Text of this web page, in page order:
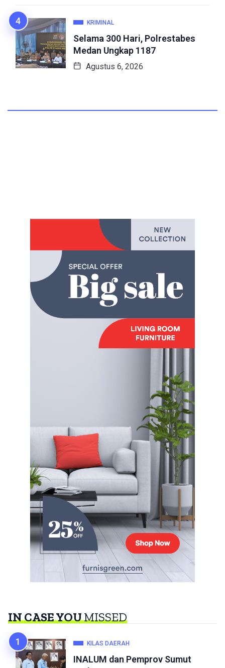
KRIMINAL
Selama 300 Hari, Polrestabes
Medan Ungkap 1187
Agustus 6, 2026
IN CASE YOUMISSED
KILAS DAERAH
INALUM dan Pemprov Sumut